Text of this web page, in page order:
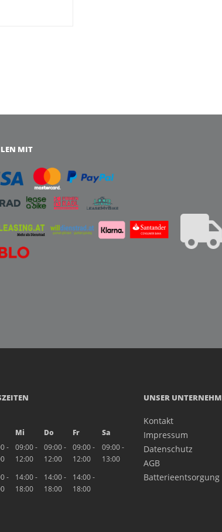
MIT
Mi Do Fr
Sa
-
09:00 -
12:00
09:00 -
12:00
09:00 -
12:00
09:00 -
13:00
-
14:00 -
18:00
14:00 -
18:00
14:00 -
18:00
UNSER
Kontakt
Impressum
Datenschutz
AGB
Batterieentsorgung